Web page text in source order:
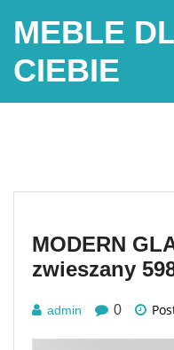
MEBLE
CIEBIE
MODERN
zwieszany
admin 0